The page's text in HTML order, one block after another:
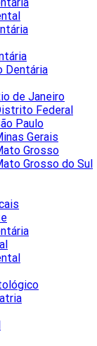
Dentária
de Janeiro
Federal
Paulo
Gerais
Grosso
Grosso do Sul